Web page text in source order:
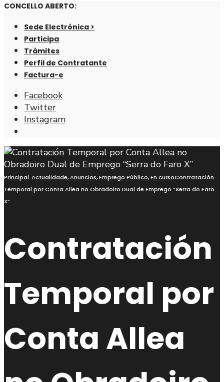
CONCELLO ABERTO:
Sede Electrónica >
Participa
Trámites
Perfil de Contratante
Factura-e
Facebook
Twitter
Instagram
de
busca
Principal Actualidade,Anuncios,Emprego Público,En cursoContratación
Temporal por Conta Allea no Obradoiro Dual de Emprego “Serra do Faro
X”
Contratación
Temporal por
Conta Allea